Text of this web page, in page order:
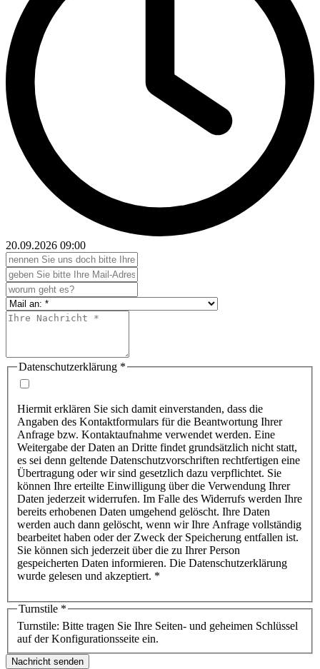
20.09.2026 09:00
Datenschutzerklärung *
Hiermit erklären Sie sich damit einverstanden, dass die
Angaben des Kontaktformulars für die Beantwortung Ihrer
Anfrage bzw. Kontaktaufnahme verwendet werden. Eine
Weitergabe der Daten an Dritte findet grundsätzlich nicht statt,
es sei denn geltende Datenschutzvorschriften rechtfertigen eine
Übertragung oder wir sind gesetzlich dazu verpflichtet. Sie
können Ihre erteilte Einwilligung über die Verwendung Ihrer
Daten jederzeit widerrufen. Im Falle des Widerrufs werden Ihre
bereits erhobenen Daten umgehend gelöscht. Ihre Daten
werden auch dann gelöscht, wenn wir Ihre Anfrage vollständig
bearbeitet haben oder der Zweck der Speicherung entfallen ist.
Sie können sich jederzeit über die zu Ihrer Person
gespeicherten Daten informieren. Die Datenschutzerklärung
wurde gelesen und akzeptiert. *
Turnstile *
Turnstile: Bitte tragen Sie Ihre Seiten- und geheimen Schlüssel
auf der Konfigurationsseite ein.
Nachricht senden